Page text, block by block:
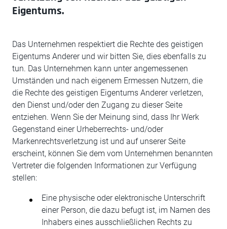
Eigentums.
Das Unternehmen respektiert die Rechte des geistigen
Eigentums Anderer und wir bitten Sie, dies ebenfalls zu
tun. Das Unternehmen kann unter angemessenen
Umständen und nach eigenem Ermessen Nutzern, die
die Rechte des geistigen Eigentums Anderer verletzen,
den Dienst und/oder den Zugang zu dieser Seite
entziehen. Wenn Sie der Meinung sind, dass Ihr Werk
Gegenstand einer Urheberrechts- und/oder
Markenrechtsverletzung ist und auf unserer Seite
erscheint, können Sie dem vom Unternehmen benannten
Vertreter die folgenden Informationen zur Verfügung
stellen:
Eine physische oder elektronische Unterschrift
einer Person, die dazu befugt ist, im Namen des
Inhabers eines ausschließlichen Rechts zu